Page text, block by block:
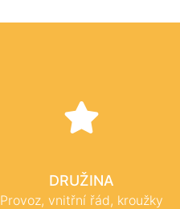
DRUŽINA
Provoz, vnitřní řád, kroužky